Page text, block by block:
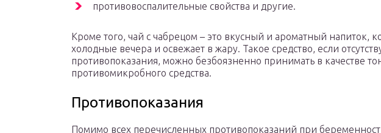
противовоспалительные свойства и другие.
Кроме того, чай с чабрецом – это вкусный и ароматный напиток,
холодные вечера и освежает в жару. Такое средство, если
противопоказания, можно безбоязненно принимать в качестве
противомикробного средства.
Противопоказания
Помимо всех перечисленных противопоказаний при